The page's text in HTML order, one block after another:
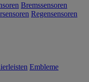
Bremssensoren
Regensensoren
Embleme